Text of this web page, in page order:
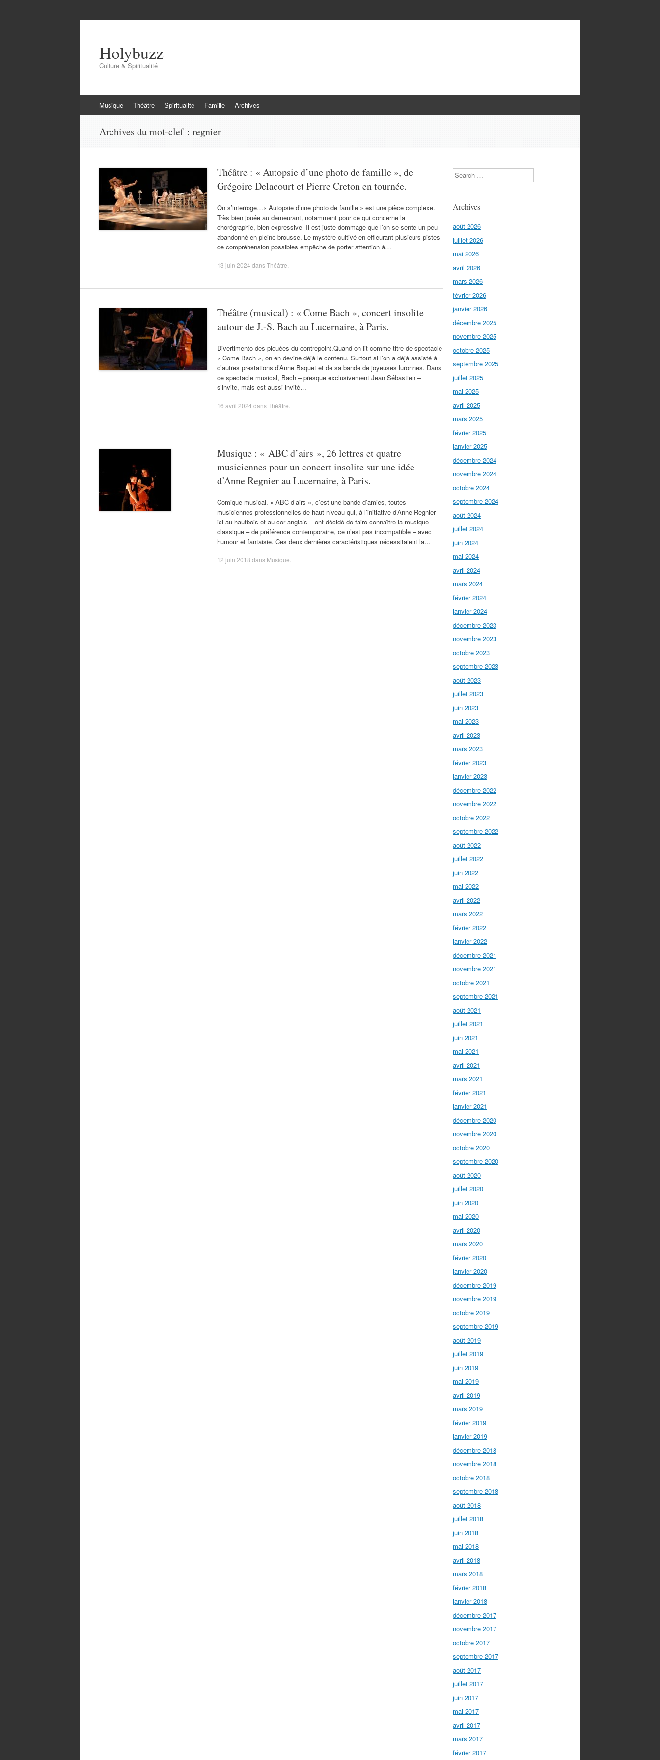
Holybuzz
Culture & Spiritualité
au
Musique Théâtre Spiritualité Famille Archives
Archives du mot-clef : regnier
Théâtre : « Autopsie d’une photo de famille », de
Grégoire Delacourt et Pierre Creton en tournée.
On s’interroge…« Autopsie d’une photo de famille » est une pièce complexe.
Très bien jouée au demeurant, notamment pour ce qui concerne la
chorégraphie, bien expressive. Il est juste dommage que l’on se sente un peu
abandonné en pleine brousse. Le mystère cultivé en effleurant plusieurs pistes
de compréhension possibles empêche de porter attention à…
13 juin 2024 dansThéâtre
Théâtre (musical) : « Come Bach », concert insolite
autour de J.-S. Bach au Lucernaire, à Paris.
Divertimento des piquées du contrepoint.Quand on lit comme titre de spectacle
« Come Bach », on en devine déjà le contenu. Surtout si l’on a déjà assisté à
d’autres prestations d’Anne Baquet et de sa bande de joyeuses luronnes. Dans
ce spectacle musical, Bach – presque exclusivement Jean Sébastien –
s’invite, mais est aussi invité…
16 avril 2024 dansThéâtre
Musique : « ABC d’airs », 26 lettres et quatre
musiciennes pour un concert insolite sur une idée
d’Anne Regnier au Lucernaire, à Paris.
Comique musical. « ABC d’airs », c’est une bande d’amies, toutes
musiciennes professionnelles de haut niveau qui, à l’initiative d’Anne Regnier –
ici au hautbois et au cor anglais – ont décidé de faire connaître la musique
classique – de préférence contemporaine, ce n’est pas incompatible – avec
humour et fantaisie. Ces deux dernières caractéristiques nécessitaient la…
12 juin 2018 dans Musique
Search
Archives
août 2026
juillet 2026
mai 2026
avril 2026
mars 2026
février 2026
janvier 2026
décembre 2025
novembre 2025
octobre 2025
septembre 2025
juillet 2025
mai 2025
avril 2025
mars 2025
février 2025
janvier 2025
décembre 2024
novembre 2024
octobre 2024
septembre 2024
août 2024
juillet 2024
juin 2024
mai 2024
avril 2024
mars 2024
février 2024
janvier 2024
décembre 2023
novembre 2023
octobre 2023
septembre 2023
août 2023
juillet 2023
juin 2023
mai 2023
avril 2023
mars 2023
février 2023
janvier 2023
décembre 2022
novembre 2022
octobre 2022
septembre 2022
août 2022
juillet 2022
juin 2022
mai 2022
avril 2022
mars 2022
février 2022
janvier 2022
décembre 2021
novembre 2021
octobre 2021
septembre 2021
août 2021
juillet 2021
juin 2021
mai 2021
avril 2021
mars 2021
février 2021
janvier 2021
décembre 2020
novembre 2020
octobre 2020
septembre 2020
août 2020
juillet 2020
juin 2020
mai 2020
avril 2020
mars 2020
février 2020
janvier 2020
décembre 2019
novembre 2019
octobre 2019
septembre 2019
août 2019
juillet 2019
juin 2019
mai 2019
avril 2019
mars 2019
février 2019
janvier 2019
décembre 2018
novembre 2018
octobre 2018
septembre 2018
août 2018
juillet 2018
juin 2018
mai 2018
avril 2018
mars 2018
février 2018
janvier 2018
décembre 2017
novembre 2017
octobre 2017
septembre 2017
août 2017
juillet 2017
juin 2017
mai 2017
avril 2017
mars 2017
février 2017